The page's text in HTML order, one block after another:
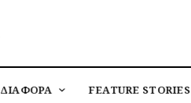
ΔΙΑΦΟΡΑ FEATURE STORIES